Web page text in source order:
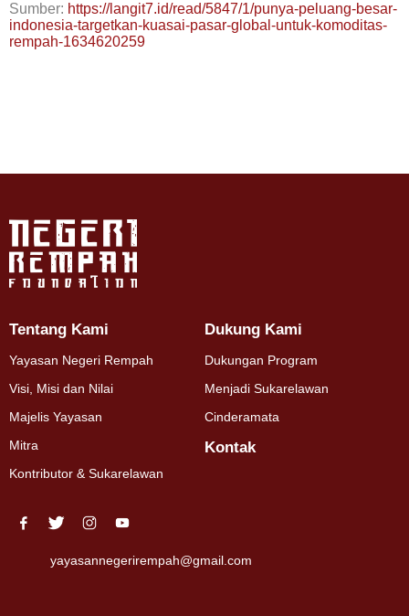
Sumber: https://langit7.id/read/5847/1/punya-peluang-besar-
indonesia-targetkan-kuasai-pasar-global-untuk-komoditas-
rempah-1634620259
Tentang Kami
Yayasan Negeri Rempah
Visi, Misi dan Nilai
Majelis Yayasan
Mitra
Kontributor & Sukarelawan
Dukung Kami
Dukungan Program
Menjadi Sukarelawan
Cinderamata
Kontak
yayasannegerirempah@gmail.com